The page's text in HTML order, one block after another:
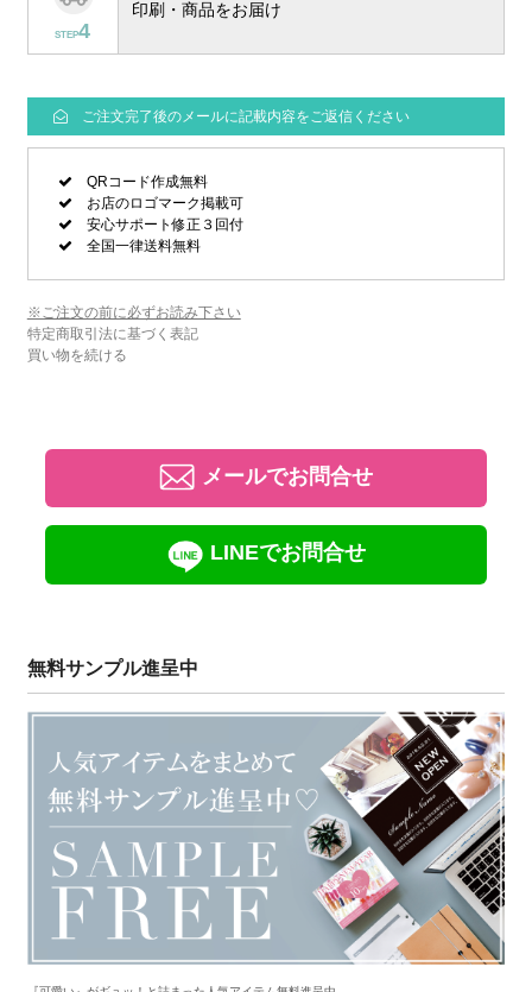
STEP4
印刷・商品をお届け
ご注文完了後のメールに記載内容をご返信ください
QRコード作成無料
お店のロゴマーク掲載可
安心サポート修正３回付
全国一律送料無料
※ご注文の前に必ずお読み下さい
特定商取引法に基づく表記
買い物を続ける
メールでお問合せ
LINEでお問合せ
無料サンプル進呈中